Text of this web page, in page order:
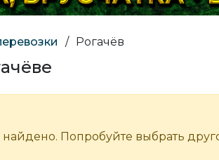
/ Рогачёв
Попробуйте выбрать